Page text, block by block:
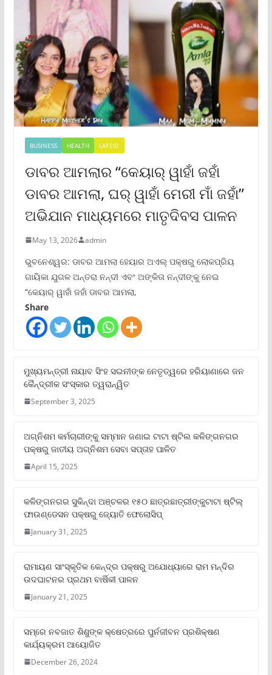
BUSINESS HEALTH LATEST
ଡାବର ଆମଲାର “କେୟାର୍ ୱାହାଁ ଜହାଁ
ଡାବର ଆମଲା, ଘର୍ ୱାହାଁ ମେରୀ ମାଁ ଜହାଁ”
ଅଭିଯାନ ମାଧ୍ୟମରେ ମାତୃଦିବସ ପାଳନ
May 13, 2026 admin
ଭୁବନେଶ୍ୱର: ଡାବର ଆମଲା ହେୟାର ଅଏଲ୍ ପକ୍ଷରୁ ଲୋକପ୍ରିୟ
ଗାୟିକା ଯୁଗଳ ଅନ୍ତରା ନନ୍ଦୀ ଏବଂ ଅଙ୍କିତା ନନ୍ଦୀଙ୍କୁ ନେଇ
“କେୟାର୍ ୱାହାଁ ଜହାଁ ଡାବର ଆମଲା,
Share
ମୁଖ୍ୟମନ୍ତ୍ରୀ ନାୟାବ ସିଂହ ସଇନୀଙ୍କ ନେତୃତ୍ୱରେ ହରିୟାଣାରେ ଜନ
କୈନ୍ଦ୍ରୀକ ସଂସ୍କାର ତ୍ୱରାନ୍ୱିତ
September 3, 2025
ଅଗ୍ନିଶମ କର୍ମଚାରୀଙ୍କୁ ସମ୍ମାନ ଜଣାଇ ଟାଟା ଷ୍ଟିଲ କଳିଙ୍ଗନଗର
ପକ୍ଷରୁ ଜାତୀୟ ଅଗ୍ନିଶମ ସେବା ସପ୍ତାହ ପାଳିତ
April 15, 2025
କଳିଙ୍ଗନଗର ସୁକିନ୍ଦା ଅଞ୍ଚଳର ୧୫୦ ଛାତ୍ରଛାତ୍ରୀଙ୍କୁଟାଟା ଷ୍ଟିଲ୍
ଫାଉଣ୍ଡେସନ ପକ୍ଷରୁ ଜ୍ୟୋତି ଫେଲୋସିପ୍‌
January 31, 2025
ରାମାୟଣ ସାଂସ୍କୃତିକ କେନ୍ଦ୍ର ପକ୍ଷରୁ ଅଯୋଧ୍ୟାରେ ରାମ ମନ୍ଦିର
ଉଦଘାଟନର ପ୍ରଥମ ବାର୍ଷିକୀ ପାଳନ
January 21, 2025
ସମ୍‌ରେ ନବଜାତ ଶିଶୁଙ୍କ କ୍ଷେତ୍ରରେ ପୁର୍ନଜୀବନ ପ୍ରଶିକ୍ଷଣ
କାର୍ଯ୍ୟକ୍ରମ ଆୟୋଜିତ
December 26, 2024